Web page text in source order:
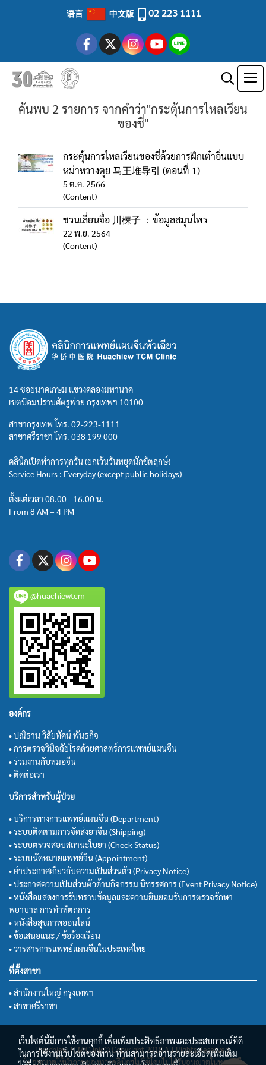
语言 中文版 02 223 1111
ค้นพบ 2 รายการ จากคำว่า"กระตุ้นการไหลเวียน
ของชี่"
กระตุ้นการไหลเวียนของชี่ด้วยการฝึกเต๋าอิ่นแบบ
หม่าหวางตุย 马王堆导引 (ตอนที่ 1)
5 ต.ค. 2566
(Content)
ชวนเลี่ยนจื่อ 川楝子 ：ข้อมูลสมุนไพร
22 พ.ย. 2564
(Content)
14 ซอยนาคเกษม แขวงคลองมหานาค
เขตป้อมปราบศัตรูพ่าย กรุงเทพฯ 10100
สาขากรุงเทพ โทร. 02-223-1111
สาขาศรีราชา โทร. 038 199 000
คลินิกเปิดทำการทุกวัน (ยกเว้นวันหยุดนักขัตฤกษ์)
Service Hours : Everyday (except public holidays)
ตั้งแต่เวลา 08.00 - 16.00 น.
From 8 AM – 4 PM
@huachiewtcm
องค์กร
• ปณิธาน วิสัยทัศน์ พันธกิจ
• การตรวจวินิจฉัยโรคด้วยศาสตร์การแพทย์แผนจีน
• ร่วมงานกับหมอจีน
• ติดต่อเรา
บริการสำหรับผู้ป่วย
• บริการทางการแพทย์แผนจีน (Department)
• ระบบติดตามการจัดส่งยาจีน (Shipping)
• ระบบตรวจสอบสถานะใบยา (Check Status)
• ระบบนัดหมายแพทย์จีน (Appointment)
• คำประกาศเกี่ยวกับความเป็นส่วนตัว (Privacy Notice)
• ประกาศความเป็นส่วนตัวด้านกิจกรรม นิทรรศการ (Event Privacy Notice)
• หนังสือแสดงการรับทราบข้อมูลและความยินยอมรับการตรวจรักษา
พยาบาล การทำหัตถการ
• หนังสือสุขภาพออนไลน์
• ข้อเสนอแนะ / ข้อร้องเรียน
• วารสารการแพทย์แผนจีนในประเทศไทย
ที่ตั้งสาขา
• สำนักงานใหญ่ กรุงเทพฯ
• สาขาศรีราชา
Huachiew TCM Clinic© Copyright 2018 All Rights Reserved.
ไม่อนุญาตให้นำภาพของทางคลินิกฯไปใช้โดยไม่ได้รับอนุญาตในทุกกรณี
เว็บไซต์นี้มีการใช้งานคุกกี้ เพื่อเพิ่มประสิทธิภาพและประสบการณ์ที่ดี
ในการใช้งานเว็บไซต์ของท่าน ท่านสามารถอ่านรายละเอียดเพิ่มเติม